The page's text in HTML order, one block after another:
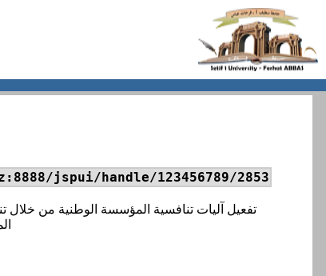
jspui/handle/123456789/2853
تفعيل آليات تنافسية المؤسسة الوطنية من خلال